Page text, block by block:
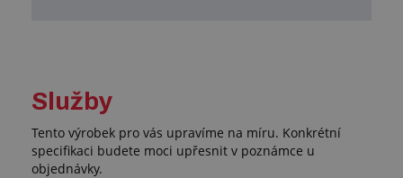
Služby
Tento výrobek pro vás upravíme na míru. Konkrétní
specifikaci budete moci upřesnit v poznámce u
objednávky.